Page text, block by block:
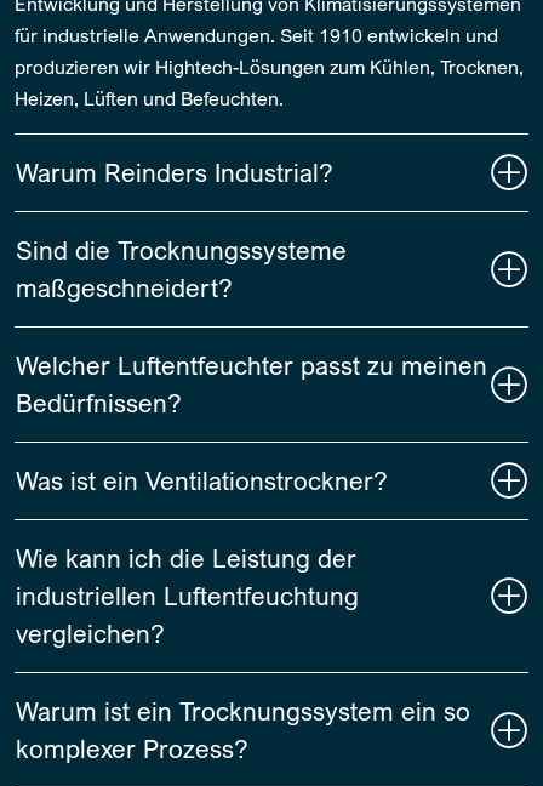
für industrielle Anwendungen. Seit 1910 entwickeln und
produzieren wir Hightech-Lösungen zum Kühlen, Trocknen,
Heizen, Lüften und Befeuchten.
Warum Reinders Industrial?
Sind die Trocknungssysteme
maßgeschneidert?
Welcher Luftentfeuchter passt zu meinen
Bedürfnissen?
Was ist ein Ventilationstrockner?
Wie kann ich die Leistung der
industriellen Luftentfeuchtung
vergleichen?
Warum ist ein Trocknungssystem ein so
komplexer Prozess?